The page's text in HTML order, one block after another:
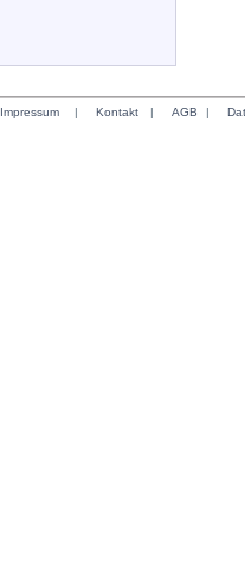
Impressum | Kontakt | AGB |